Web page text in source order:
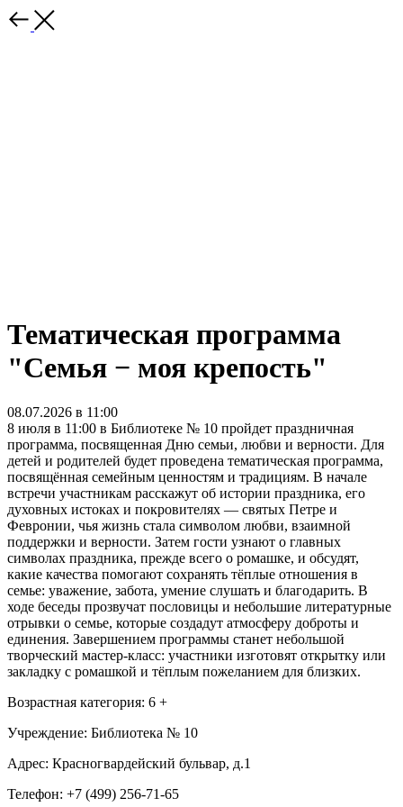
Тематическая программа
"Семья − моя крепость"
08.07.2026 в 11:00
8 июля в 11:00 в Библиотеке № 10 пройдет праздничная
программа, посвященная Дню семьи, любви и верности. Для
детей и родителей будет проведена тематическая программа,
посвящённая семейным ценностям и традициям. В начале
встречи участникам расскажут об истории праздника, его
духовных истоках и покровителях — святых Петре и
Февронии, чья жизнь стала символом любви, взаимной
поддержки и верности. Затем гости узнают о главных
символах праздника, прежде всего о ромашке, и обсудят,
какие качества помогают сохранять тёплые отношения в
семье: уважение, забота, умение слушать и благодарить. В
ходе беседы прозвучат пословицы и небольшие литературные
отрывки о семье, которые создадут атмосферу доброты и
единения. Завершением программы станет небольшой
творческий мастер-класс: участники изготовят открытку или
закладку с ромашкой и тёплым пожеланием для близких.
Возрастная категория: 6 +
Учреждение: Библиотека № 10
Адрес: Красногвардейский бульвар, д.1
Телефон: +7 (499) 256-71-65